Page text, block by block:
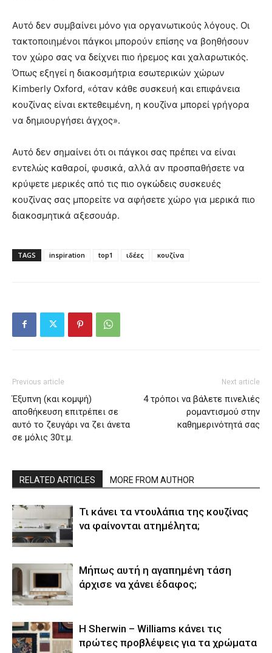
Αυτό δεν συμβαίνει μόνο για οργανωτικούς λόγους. Οι
τακτοποιημένοι πάγκοι μπορούν επίσης να βοηθήσουν
τον χώρο σας να δείχνει πιο ήρεμος και χαλαρωτικός.
Όπως εξηγεί η διακοσμήτρια εσωτερικών χώρων
Kimberly Oxford, «όταν κάθε συσκευή και επιφάνεια
κουζίνας είναι εκτεθειμένη, η κουζίνα μπορεί γρήγορα
να δημιουργήσει άγχος».
Αυτό δεν σημαίνει ότι οι πάγκοι σας πρέπει να είναι
εντελώς καθαροί, φυσικά, αλλά αν προσπαθήσετε να
κρύψετε μερικές από τις πιο ογκώδεις συσκευές
κουζίνας σας μπορείτε να αφήσετε χώρο για μερικά πιο
διακοσμητικά αξεσουάρ.
TAGS inspiration top1 ιδέες κουζίνα
Previous article
Έξυπνη (και κομψή)
αποθήκευση επιτρέπει σε
αυτό το ζευγάρι να ζει άνετα
σε μόλις 30τ.μ.
Next article
4 τρόποι να βάλετε πινελιές
ρομαντισμού στην
καθημερινότητά σας
RELATED ARTICLES MORE FROM AUTHOR
Τι κάνει τα ντουλάπια της κουζίνας
να φαίνονται ατημέλητα;
Μήπως αυτή η αγαπημένη τάση
άρχισε να χάνει έδαφος;
Η Sherwin – Williams κάνει τις
πρώτες προβλέψεις για τα χρώματα